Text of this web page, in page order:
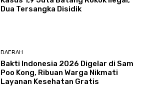
Dua Tersangka Disidik
DAERAH
Bakti Indonesia 2026 Digelar di Sam
Poo Kong, Ribuan Warga Nikmati
Layanan Kesehatan Gratis